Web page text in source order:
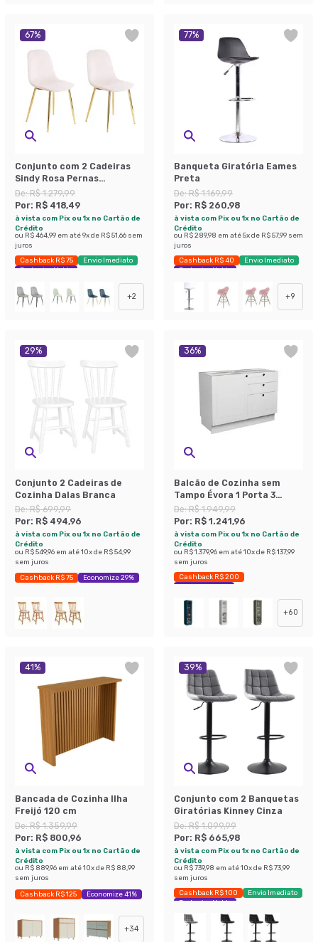
67%
Conjunto com 2 Cadeiras
Sindy Rosa Pernas
Cromadas
De:R$ 1.279,99
Por: R$ 418,49
à vista com Pix ou 1x no Cartão de
Crédito
ou R$ 464,99 em até9x de R$ 51,66 sem
juros
Cashback R$ 75
Envio Imediato
Exclusivo Mobly
+2
77%
Banqueta Giratória Eames
Preta
De:R$ 1.169,99
Por: R$ 260,98
à vista com Pix ou 1x no Cartão de
Crédito
ou R$ 289,98 em até5x de R$ 57,99 sem
juros
Cashback R$ 40
Envio Imediato
Exclusivo Mobly
+9
29%
Conjunto 2 Cadeiras de
Cozinha Dalas Branca
De:R$ 699,99
Por: R$ 494,96
à vista com Pix ou 1x no Cartão de
Crédito
ou R$ 549,96 em até10x de R$ 54,99
sem juros
Cashback R$ 75 Economize 29%
36%
Balcão de Cozinha sem
Tampo Évora 1 Porta 3
Gavetas Branco Ártico
De:R$ 1.949,99
Por: R$ 1.241,96
à vista com Pix ou 1x no Cartão de
Crédito
ou R$ 1.379,96 em até10x de R$ 137,99
sem juros
Cashback R$ 200
Economize 36%
+60
41%
Bancada de Cozinha Ilha
Freijó 120 cm
De:R$ 1.359,99
Por: R$ 800,96
à vista com Pix ou 1x no Cartão de
Crédito
ou R$ 889,96 em até10x de R$ 88,99
sem juros
Cashback R$ 125 Economize 41%
+34
39%
Conjunto com 2 Banquetas
Giratórias Kinney Cinza
De:R$ 1.099,99
Por: R$ 665,98
à vista com Pix ou 1x no Cartão de
Crédito
ou R$ 739,98 em até10x de R$ 73,99
sem juros
Cashback R$ 100
Envio Imediato
Exclusivo Mobly